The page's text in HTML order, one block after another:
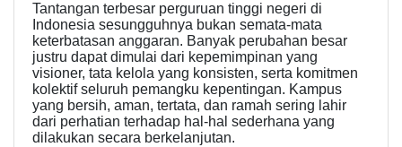
Tantangan terbesar perguruan tinggi negeri di
Indonesia sesungguhnya bukan semata-mata
keterbatasan anggaran. Banyak perubahan besar
justru dapat dimulai dari kepemimpinan yang
visioner, tata kelola yang konsisten, serta komitmen
kolektif seluruh pemangku kepentingan. Kampus
yang bersih, aman, tertata, dan ramah sering lahir
dari perhatian terhadap hal-hal sederhana yang
dilakukan secara berkelanjutan.